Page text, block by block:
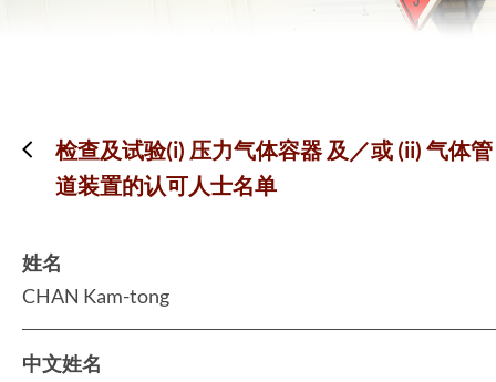
检查及试验(i) 压力气体容器 及／或 (ii) 气体管
道装置的认可人士名单
姓名
CHAN Kam-tong
中文姓名